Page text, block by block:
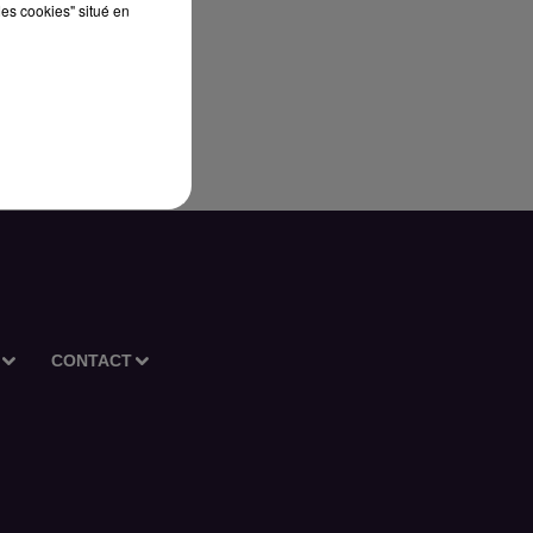
CONTACT
cookies" situé en